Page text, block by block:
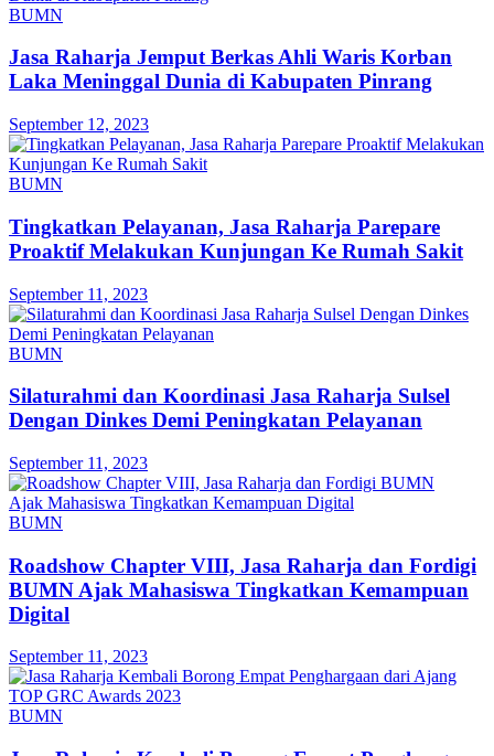
BUMN
Jasa Raharja Jemput Berkas Ahli Waris Korban
Laka Meninggal Dunia di Kabupaten Pinrang
September 12, 2023
BUMN
Tingkatkan Pelayanan, Jasa Raharja Parepare
Proaktif Melakukan Kunjungan Ke Rumah Sakit
September 11, 2023
BUMN
Silaturahmi dan Koordinasi Jasa Raharja Sulsel
Dengan Dinkes Demi Peningkatan Pelayanan
September 11, 2023
BUMN
Roadshow Chapter VIII, Jasa Raharja dan Fordigi
BUMN Ajak Mahasiswa Tingkatkan Kemampuan
Digital
September 11, 2023
BUMN